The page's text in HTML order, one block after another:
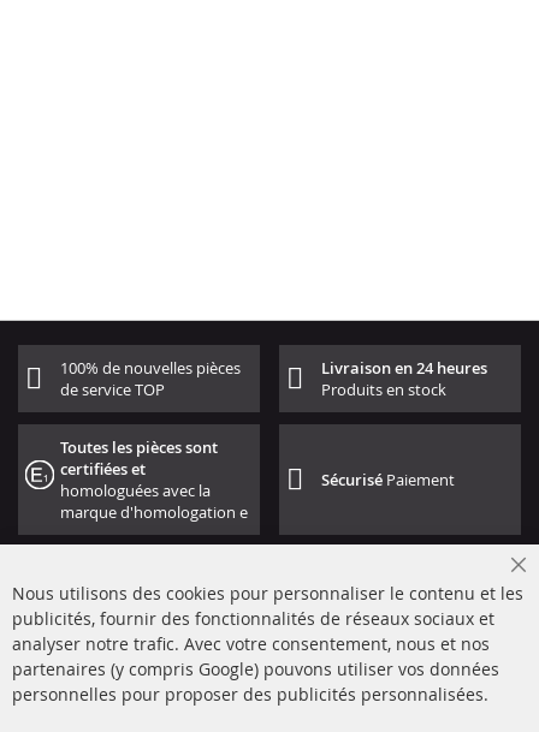
100% de nouvelles pièces
de service TOP
Livraison en 24 heures
Produits en stock
Toutes les pièces sont
certifiées et
homologuées avec la
marque d'homologation e
Sécurisé Paiement
+49 (0) 4533 799000
Nous utilisons des cookies pour personnaliser le contenu et les
publicités, fournir des fonctionnalités de réseaux sociaux et
analyser notre trafic. Avec votre consentement, nous et nos
partenaires (y compris Google) pouvons utiliser vos données
personnelles pour proposer des publicités personnalisées.